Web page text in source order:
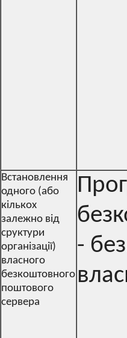
Встановлення
одного (або
кількох
залежно від
сруктури
організації)
власного
безкоштовного
поштового
сервера
-